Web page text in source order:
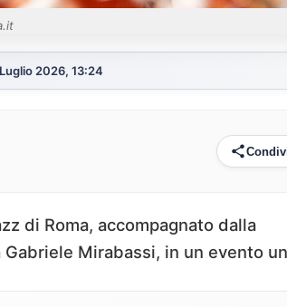
2026, 13:24
di Roma, accompagnato dalla
Mirabassi, in un evento